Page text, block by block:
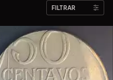
FILTRAR